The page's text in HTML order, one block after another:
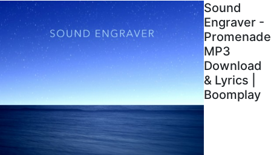
Sound
Engraver -
Promenade
MP3
Download
& Lyrics |
Boomplay